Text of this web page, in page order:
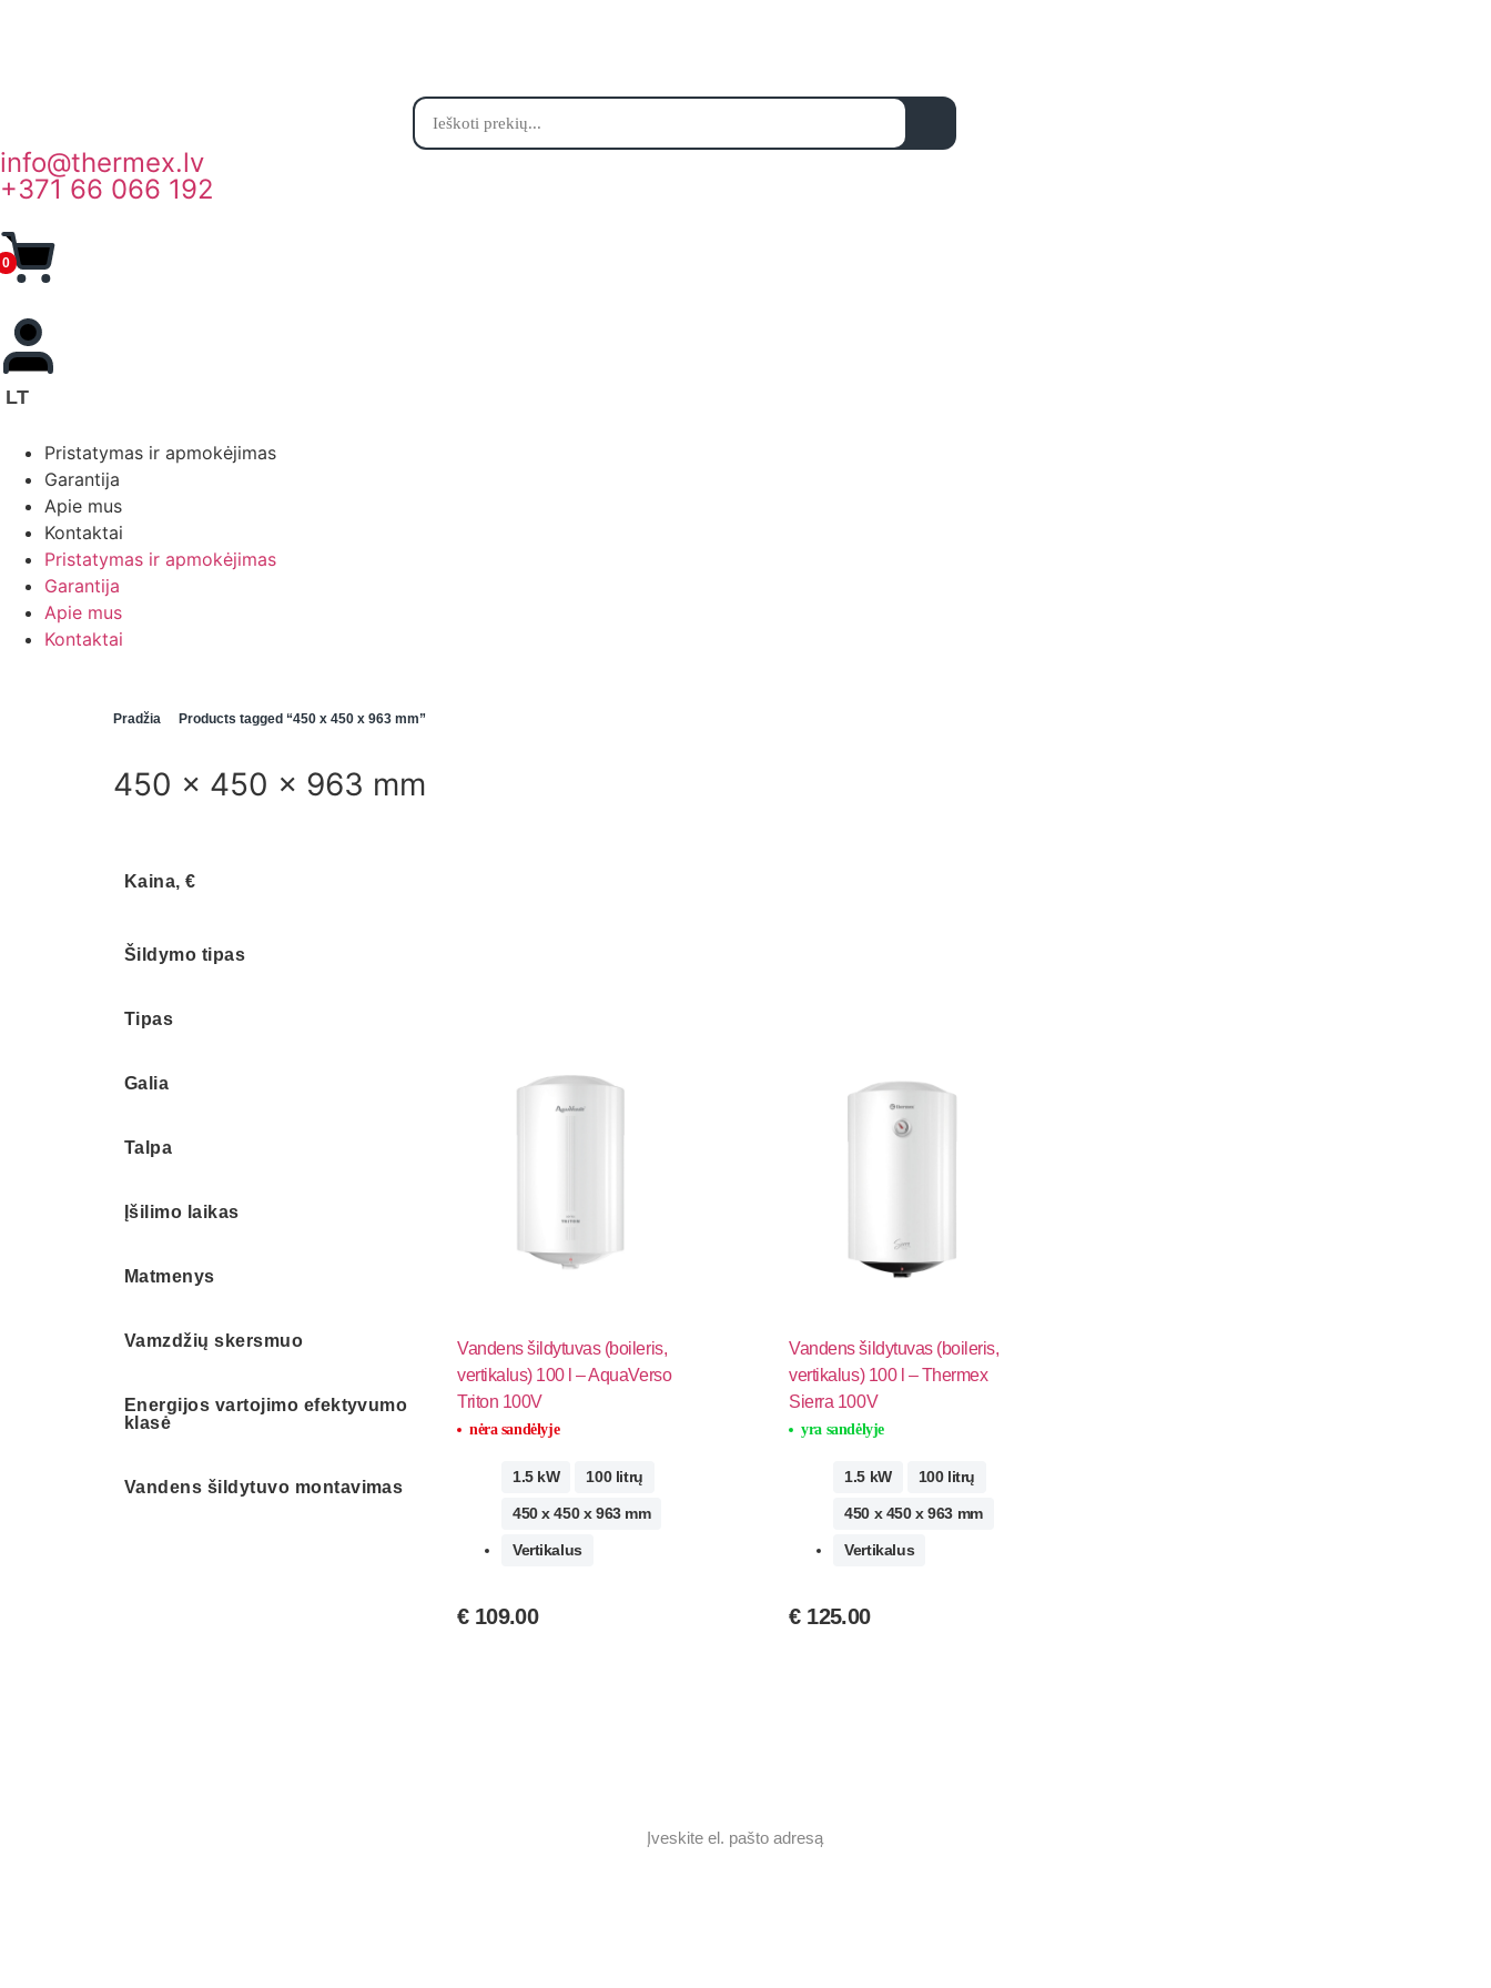
info@thermex.lv
+371 66 066 192
0
LT
Pristatymas ir apmokėjimas
Garantija
Apie mus
Kontaktai
Pristatymas ir apmokėjimas
Garantija
Apie mus
Kontaktai
Pradžia Products tagged “450 x 450 x 963 mm”
450 x 450 x 963 mm
Kaina, €
Šildymo tipas
Tipas
Galia
Talpa
Įšilimo laikas
Matmenys
Vamzdžių skersmuo
Energijos vartojimo efektyvumo
klasė
Vandens šildytuvo montavimas
Vandens šildytuvas (boileris,
vertikalus) 100 l – AquaVerso
Triton 100V
nėra sandėlyje
1.5 kW 100 litrų
450 x 450 x 963 mm
Vertikalus
€109.00
Vandens šildytuvas (boileris,
vertikalus) 100 l – Thermex
Sierra 100V
yra sandėlyje
1.5 kW 100 litrų
450 x 450 x 963 mm
Vertikalus
€125.00